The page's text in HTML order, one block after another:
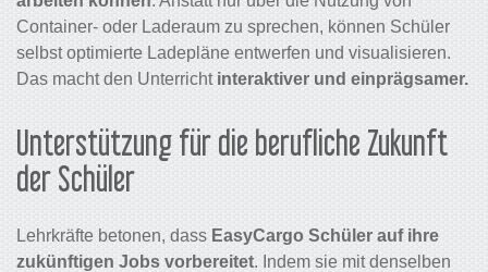
Container- oder Laderaum zu sprechen, können Schüler
selbst optimierte Ladepläne entwerfen und visualisieren.
Das macht den Unterricht interaktiver und einprägsamer.
Unterstützung für die berufliche Zukunft
der Schüler
Lehrkräfte betonen, dass EasyCargo Schüler auf ihre
zukünftigen Jobs vorbereitet. Indem sie mit denselben